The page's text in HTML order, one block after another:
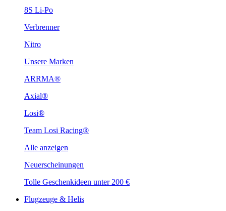
8S Li-Po
Verbrenner
Nitro
Unsere Marken
ARRMA®
Axial®
Losi®
Team Losi Racing®
Alle anzeigen
Neuerscheinungen
Tolle Geschenkideen unter 200 €
Flugzeuge & Helis